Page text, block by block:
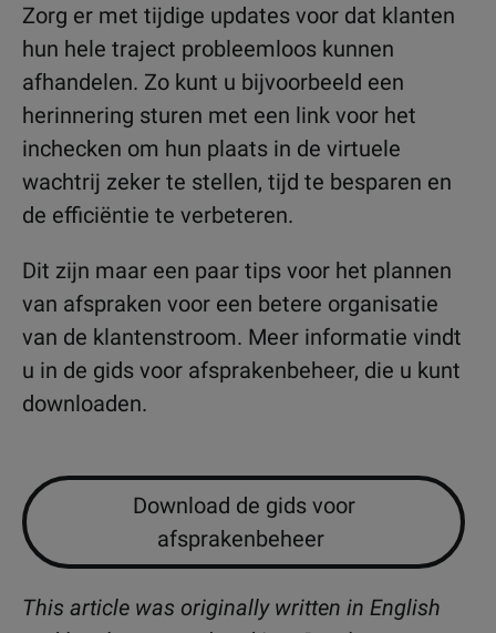
Zorg er met tijdige updates voor dat klanten
hun hele traject probleemloos kunnen
afhandelen. Zo kunt u bijvoorbeeld een
herinnering sturen met een link voor het
inchecken om hun plaats in de virtuele
wachtrij zeker te stellen, tijd te besparen en
de efficiëntie te verbeteren.
Dit zijn maar een paar tips voor het plannen
van afspraken voor een betere organisatie
van de klantenstroom. Meer informatie vindt
u in de gids voor afsprakenbeheer, die u kunt
downloaden.
Download de gids voor
afsprakenbeheer
This article was originally written in English